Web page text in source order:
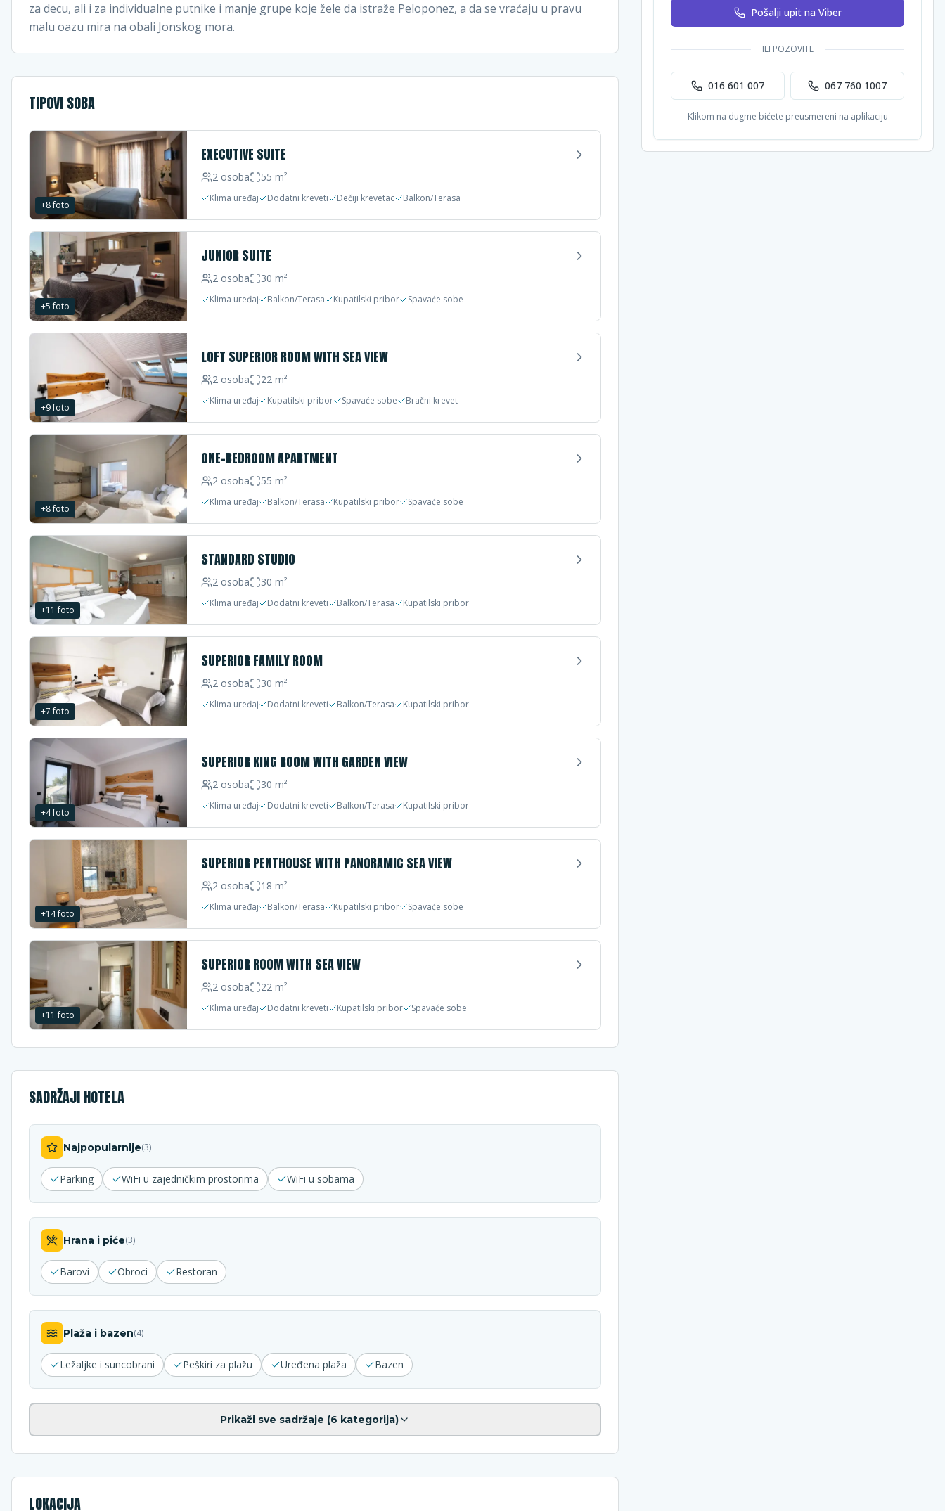
za decu, ali i za individualne putnike i manje grupe koje žele da istraže Peloponez, a da se vraćaju u pravu
malu oazu mira na obali Jonskog mora.
TIPOVI SOBA
+8foto
EXECUTIVE SUITE
2 osoba 55 m²
Klima uređaj Dodatni kreveti Dečiji krevetac Balkon/Terasa
+5foto
JUNIOR SUITE
2 osoba 30 m²
Klima uređaj Balkon/Terasa Kupatilski pribor Spavaće sobe
+9foto
LOFT SUPERIOR ROOM WITH SEA VIEW
2 osoba 22 m²
Klima uređaj Kupatilski pribor Spavaće sobe Bračni krevet
+8foto
ONE-BEDROOM APARTMENT
2 osoba 55 m²
Klima uređaj Balkon/Terasa Kupatilski pribor Spavaće sobe
+11 foto
STANDARD STUDIO
2 osoba 30 m²
Klima uređaj Dodatni kreveti Balkon/Terasa Kupatilski pribor
+7foto
SUPERIOR FAMILY ROOM
2 osoba 30 m²
Klima uređaj Dodatni kreveti Balkon/Terasa Kupatilski pribor
+4foto
SUPERIOR KING ROOM WITH GARDEN VIEW
2 osoba 30 m²
Klima uređaj Dodatni kreveti Balkon/Terasa Kupatilski pribor
+14foto
SUPERIOR PENTHOUSE WITH PANORAMIC SEA VIEW
2 osoba 18 m²
Klima uređaj Balkon/Terasa Kupatilski pribor Spavaće sobe
+11 foto
SUPERIOR ROOM WITH SEA VIEW
2 osoba 22 m²
Klima uređaj Dodatni kreveti Kupatilski pribor Spavaće sobe
SADRŽAJI HOTELA
Najpopularnije(3)
Parking WiFi u zajedničkim prostorima WiFi u sobama
Hrana i piće(3)
Barovi Obroci Restoran
Plaža i bazen(4)
Ležaljke i suncobrani Peškiri za plažu Uređena plaža Bazen
Prikaži sve sadržaje (6 kategorija)
LOKACIJA
Pošalji upit na Viber
ILI POZOVITE
016 601 007 067 760 1007
Klikom na dugme bićete preusmereni na aplikaciju